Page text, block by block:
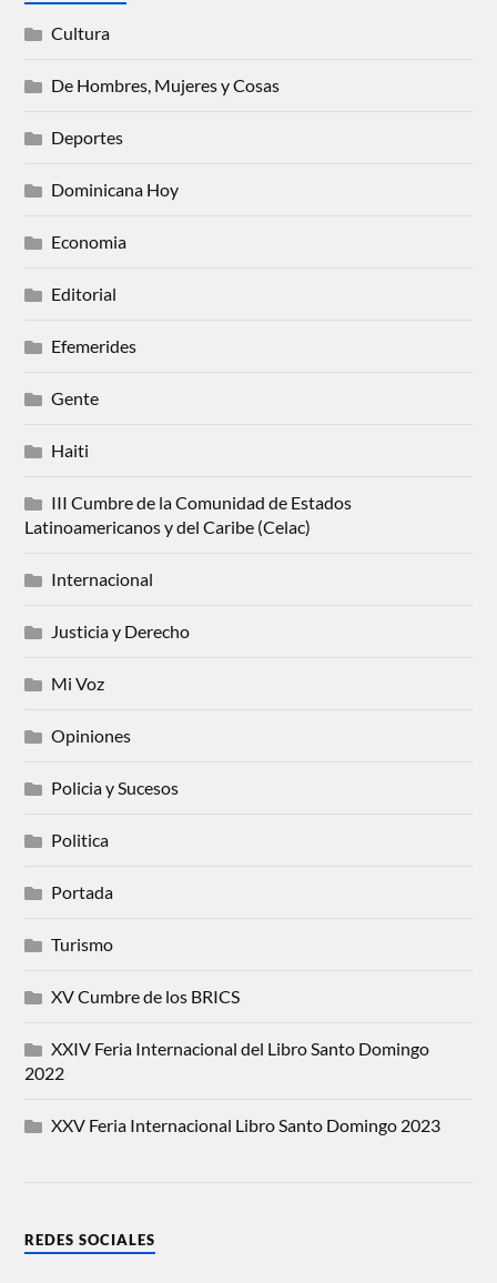
Cultura
De Hombres, Mujeres y Cosas
Deportes
Dominicana Hoy
Economia
Editorial
Efemerides
Gente
Haiti
III Cumbre de la Comunidad de Estados
Latinoamericanos y del Caribe (Celac)
Internacional
Justicia y Derecho
Mi Voz
Opiniones
Policia y Sucesos
Politica
Portada
Turismo
XV Cumbre de los BRICS
XXIV Feria Internacional del Libro Santo Domingo
2022
XXV Feria Internacional Libro Santo Domingo 2023
REDES SOCIALES